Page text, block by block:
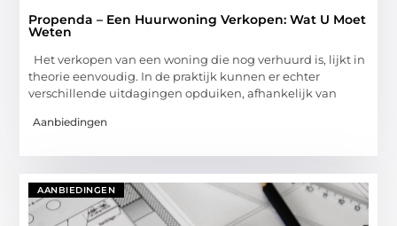
Propenda – Een Huurwoning Verkopen: Wat U Moet
Weten
Het verkopen van een woning die nog verhuurd is, lijkt in
theorie eenvoudig. In de praktijk kunnen er echter
verschillende uitdagingen opduiken, afhankelijk van
Aanbiedingen
AANBIEDINGEN